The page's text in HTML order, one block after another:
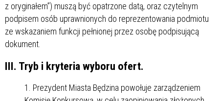
z oryginałem”) muszą być opatrzone datą, oraz czytelnym
podpisem osób uprawnionych do reprezentowania podmiotu
ze wskazaniem funkcji pełnionej przez osobę podpisującą
dokument.
III. Tryb i kryteria wyboru ofert.
Prezydent Miasta Będzina powołuje zarządzeniem